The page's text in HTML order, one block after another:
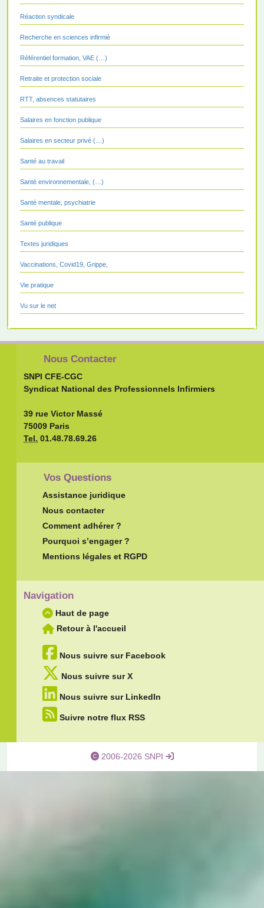
Réaction syndicale
Recherche en sciences infirmiè
Référentiel formation, VAE (…)
Retraite et protection sociale
RTT, absences statutaires
Salaires en fonction publique
Salaires en secteur privé (…)
Santé au travail
Santé environnementale, (…)
Santé mentale, psychiatrie
Santé publique
Textes juridiques
Vaccinations, Covid19, Grippe,
Vie pratique
Vu sur le net
Nous Contacter
SNPI CFE-CGC
Syndicat National des Professionnels Infirmiers
39 rue Victor Massé
75009 Paris
Tel. 01.48.78.69.26
Vos Questions
Assistance juridique
Nous contacter
Comment adhérer ?
Pourquoi s’engager ?
Mentions légales et RGPD
Navigation
Haut de page
Retour à l'accueil
Nous suivre sur Facebook
Nous suivre sur X
Nous suivre sur LinkedIn
Suivre notre flux RSS
2006-2026 SNPI